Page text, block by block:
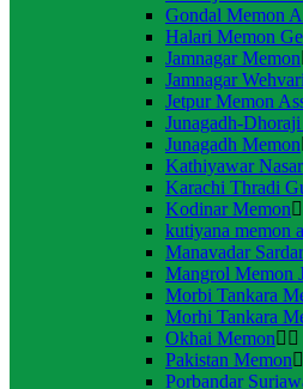
Gondal Memon
Halari Memon
Jamnagar Memon
Jamnagar
Jetpur Memon
Junagadh-
Junagadh Memon
Kathiyawar
Karachi Thradi
Kodinar Memon
kutiyana memon
Manavadar
Mangrol Memon
Morbi Tankara
Morhi Tankara
Okhai Memon
Pakistan Memon
Porbandar